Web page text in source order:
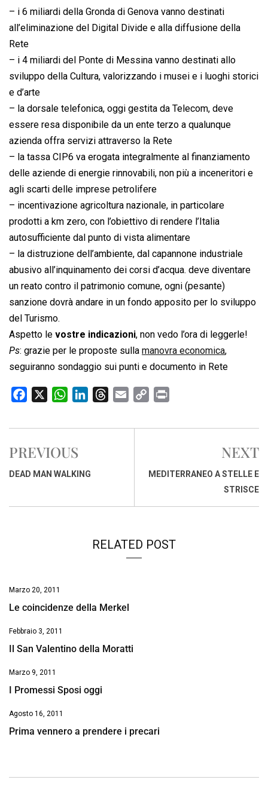
– i 6 miliardi della Gronda di Genova vanno destinati
all’eliminazione del Digital Divide e alla diffusione della
Rete
– i 4 miliardi del Ponte di Messina vanno destinati allo
sviluppo della Cultura, valorizzando i musei e i luoghi storici
e d’arte
– la dorsale telefonica, oggi gestita da Telecom, deve
essere resa disponibile da un ente terzo a qualunque
azienda offra servizi attraverso la Rete
– la tassa CIP6 va erogata integralmente al finanziamento
delle aziende di energie rinnovabili, non più a inceneritori e
agli scarti delle imprese petrolifere
– incentivazione agricoltura nazionale, in particolare
prodotti a km zero, con l’obiettivo di rendere l’Italia
autosufficiente dal punto di vista alimentare
– la distruzione dell’ambiente, dal capannone industriale
abusivo all’inquinamento dei corsi d’acqua. deve diventare
un reato contro il patrimonio comune, ogni (pesante)
sanzione dovrà andare in un fondo apposito per lo sviluppo
del Turismo.
Aspetto le vostre indicazioni, non vedo l’ora di leggerle!
Ps: grazie per le proposte sulla manovra economica,
seguiranno sondaggio sui punti e documento in Rete
c
b
o
W
a
s
A
n
d
r
a
p
i
i
PREVIOUS
DEAD MAN WALKING
NEXT
MEDITERRANEO A STELLE E
STRISCE
RELATED POST
Marzo 20, 2011
Le coincidenze della Merkel
Febbraio 3, 2011
Il San Valentino della Moratti
Marzo 9, 2011
I Promessi Sposi oggi
Agosto 16, 2011
Prima vennero a prendere i precari